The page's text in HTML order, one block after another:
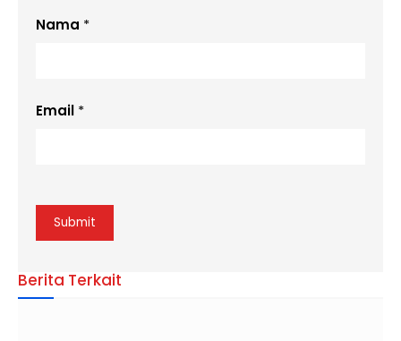
Nama *
Email *
Berita Terkait